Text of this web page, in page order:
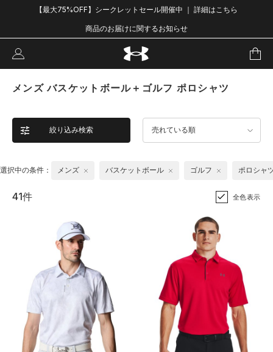
【最大75%OFF】シークレットセール開催中 ｜ 詳細はこちら
商品のお届けに関するお知らせ
メンズ バスケットボール＋ゴルフ ポロシャツ
絞り込み検索 売れている順
選択中の条件： メンズ バスケットボール ゴルフ ポロシャ
41件 全色表示